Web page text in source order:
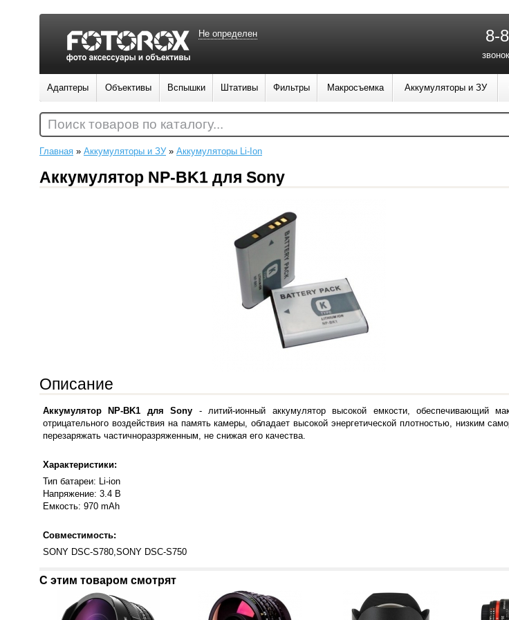
Главная » Аккумуляторы и ЗУ » Аккумуляторы Li-Ion
Аккумулятор NP-BK1 для Sony
Описание
Аккумулятор NP-BK1 для Sony - литий-ионный аккумулятор высокой емкости, обеспечивающий
отрицательного воздействия на память камеры, обладает высокой энергетической плотностью, низким
перезаряжать частичноразряженным, не снижая его качества.
Характеристики:
Тип батареи: Li-ion
Напряжение: 3.4 В
Емкость: 970 mAh
Совместимость:
SONY DSC-S780,SONY DSC-S750
С этим товаром смотрят
Не определен 8-
Адаптеры Объективы Вспышки Штативы Фильтры Макросъемка Аккумуляторы и ЗУ
Поиск товаров по каталогу...